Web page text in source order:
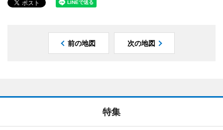
前の地図 次の地図
特集